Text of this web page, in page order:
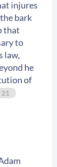
injures
bark
that
to
law,
he
of
21